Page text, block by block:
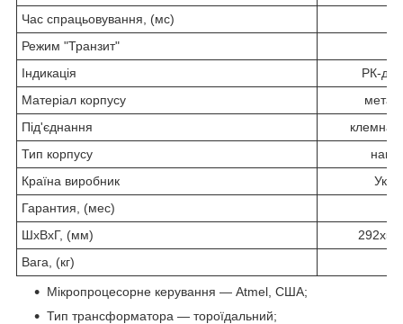
Час спрацьовування, (мс)
Режим "Транзит"
Індикація
РК-
Матеріал корпусу
Під'єднання
клемна
Тип корпусу
Країна виробник
Гарантия, (мес)
ШхВхГ, (мм)
Вага, (кг)
Мікропроцесорне керування — Atmel, США;
Тип трансформатора — тороїдальний;